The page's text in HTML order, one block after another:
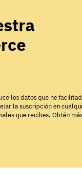
los datos que he
la suscripción en
que recibes. Obtén